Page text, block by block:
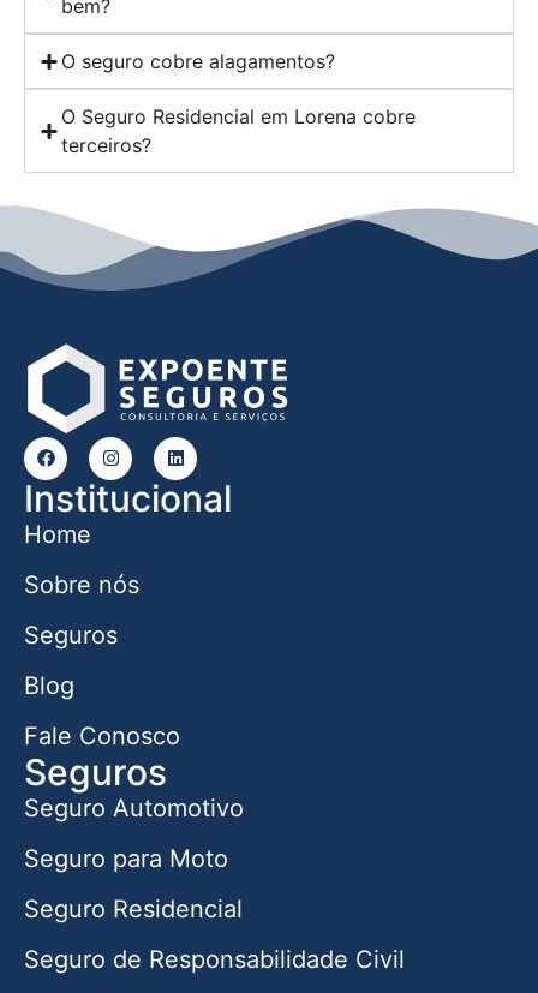
bem?
O seguro cobre alagamentos?
O Seguro Residencial em Lorena cobre
terceiros?
Institucional
Home
Sobre nós
Seguros
Blog
Fale Conosco
Seguros
Seguro Automotivo
Seguro para Moto
Seguro Residencial
Seguro de Responsabilidade Civil